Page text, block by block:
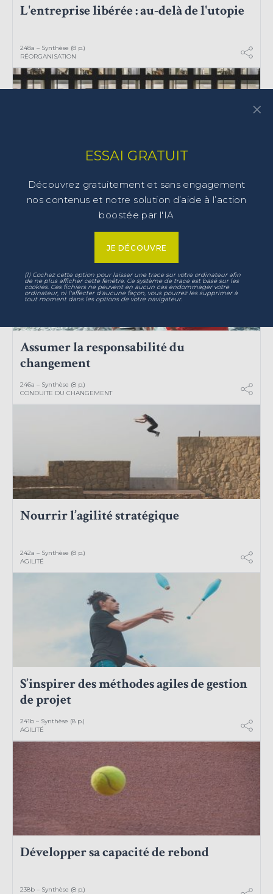
L'entreprise libérée : au-delà de l'utopie
248a – Synthèse (8 p.)
RÉORGANISATION
Décloisonner l’entreprise
Assumer la responsabilité du
changement
246a – Synthèse (8 p.)
CONDUITE DU CHANGEMENT
Nourrir l’agilité stratégique
242a – Synthèse (8 p.)
AGILITÉ
S’inspirer des méthodes agiles de gestion
de projet
241b – Synthèse (8 p.)
AGILITÉ
Développer sa capacité de rebond
238b – Synthèse (8 p.)
×
ESSAI GRATUIT
Découvrez gratuitement et sans engagement
nos contenus et notre solution d’aide à l’action
boostée par l'IA
JE DÉCOUVRE
(1) Cochez cette option pour laisser une trace sur votre ordinateur afin
de ne plus afficher cette fenêtre. Ce système de trace est basé sur les
cookies. Ces fichiers ne peuvent en aucun cas endommager votre
ordinateur, ni l'affecter d'aucune façon, vous pourrez les supprimer à
tout moment dans les options de votre navigateur.